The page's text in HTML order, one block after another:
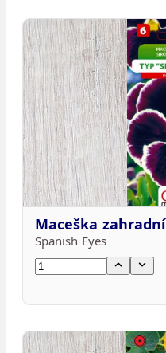
Maceška zahradní
Spanish Eyes